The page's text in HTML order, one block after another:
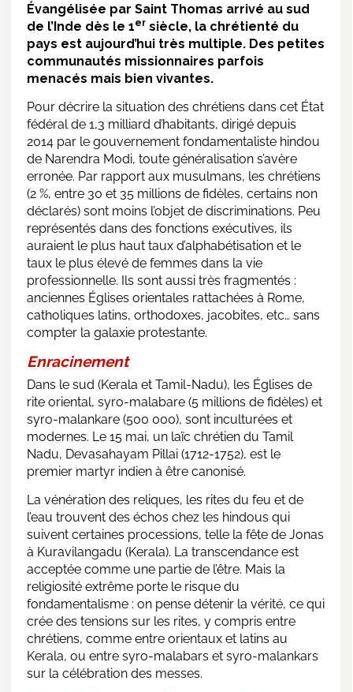
Évangélisée par Saint Thomas arrivé au sud
de l’Inde dès le 1er siècle, la chrétienté du
pays est aujourd’hui très multiple. Des petites
communautés missionnaires parfois
menacés mais bien vivantes.
Pour décrire la situation des chrétiens dans cet État
fédéral de 1,3 milliard d’habitants, dirigé depuis
2014 par le gouvernement fondamentaliste hindou
de Narendra Modi, toute généralisation s’avère
erronée. Par rapport aux musulmans, les chrétiens
(2 %, entre 30 et 35 millions de fidèles, certains non
déclarés) sont moins l’objet de discriminations. Peu
représentés dans des fonctions exécutives, ils
auraient le plus haut taux d’alphabétisation et le
taux le plus élevé de femmes dans la vie
professionnelle. Ils sont aussi très fragmentés :
anciennes Églises orientales rattachées à Rome,
catholiques latins, orthodoxes, jacobites, etc… sans
compter la galaxie protestante.
Enracinement
Dans le sud (Kerala et Tamil-Nadu), les Églises de
rite oriental, syro-malabare (5 millions de fidèles) et
syro-malankare (500 000), sont inculturées et
modernes. Le 15 mai, un laïc chrétien du Tamil
Nadu, Devasahayam Pillai (1712-1752), est le
premier martyr indien à être canonisé.
La vénération des reliques, les rites du feu et de
l’eau trouvent des échos chez les hindous qui
suivent certaines processions, telle la fête de Jonas
à Kuravilangadu (Kerala). La transcendance est
acceptée comme une partie de l’être. Mais la
religiosité extrême porte le risque du
fondamentalisme : on pense détenir la vérité, ce qui
crée des tensions sur les rites, y compris entre
chrétiens, comme entre orientaux et latins au
Kerala, ou entre syro-malabars et syro-malankars
sur la célébration des messes.